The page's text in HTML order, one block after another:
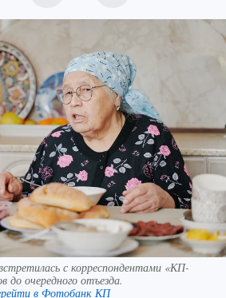
с корреспондентами «КП-
до очередного отъезда.
в Фотобанк КП